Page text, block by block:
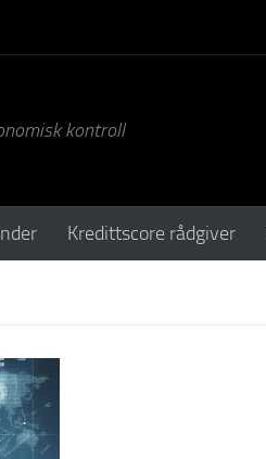
kontroll
Kredittscore rådgiver